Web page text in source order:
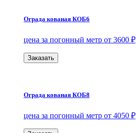
Ограда кованая КОБ6
цена за погонный метр от 3600 ₽
Заказать
Ограда кованая КОБ8
цена за погонный метр от 4050 ₽